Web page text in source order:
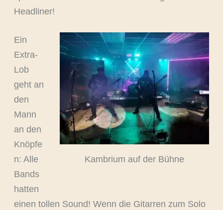
Headliner!
Kambrium auf der Bühne
Ein
Extra-
Lob
geht an
den
Mann
an den
Knöpfe
n: Alle
Bands
hatten
einen tollen Sound! Wenn die Gitarren zum Solo